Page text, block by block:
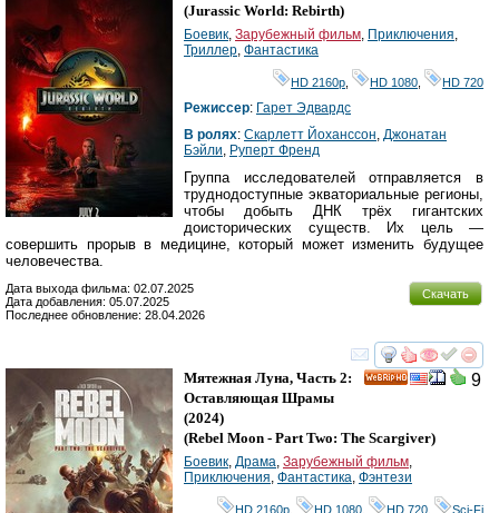
(Jurassic World: Rebirth)
Боевик Зарубежный фильм Приключения
Триллер Фантастика
HD 2160р HD 1080 HD 720
Режиссер: Гарет Эдвардс
В ролях: Скарлетт Йоханссон Джонатан
Бэйли Руперт Френд
Группа исследователей отправляется в
труднодоступные экваториальные регионы,
чтобы добыть ДНК трёх гигантских
доисторических существ. Их цель —
совершить прорыв в медицине, который может изменить будущее
человечества.
Скачать
Дата выхода фильма: 02.07.2025
Дата добавления: 05.07.2025
Последнее обновление: 28.04.2026
смотреть
9
Мятежная Луна, Часть 2:
Оставляющая Шрамы
(2024)
(Rebel Moon - Part Two: The Scargiver)
Боевик Драма Зарубежный фильм
Приключения Фантастика Фэнтези
HD 2160р HD 1080 HD 720
Sci-Fi